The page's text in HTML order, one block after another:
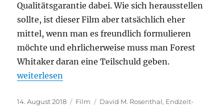
Qualitätsgarantie dabei. Wie sich herausstellen
sollte, ist dieser Film aber tatsächlich eher
mittel, wenn man es freundlich formulieren
möchte und ehrlicherweise muss man Forest
Whitaker daran eine Teilschuld geben.
„How it Ends“
weiterlesen
Veröffentlicht
14. August 2018 Kategorien
Film Schlagwörter
David M. Rosenthal, Endzeit-